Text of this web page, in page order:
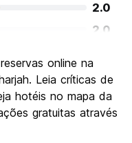
2.0
2.0
2.0
2.0
2.0
online na
Leia críticas de
hotéis no mapa da
gratuitas através